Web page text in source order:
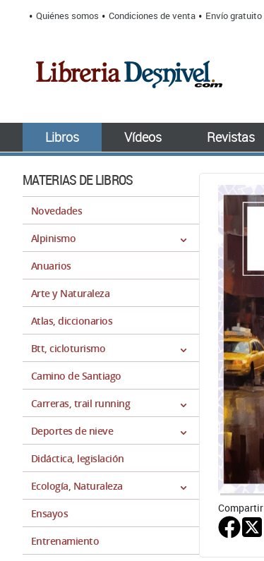
Quiénes somos Condiciones de venta Envío
Libros Vídeos Revistas
MATERIAS DE LIBROS
Novedades
Alpinismo
Anuarios
Arte y Naturaleza
Atlas, diccionarios
Btt, cicloturismo
Camino de Santiago
Carreras, trail running
Deportes de nieve
Didáctica, legislación
Ecología, Naturaleza
Ensayos
Entrenamiento
Compartir